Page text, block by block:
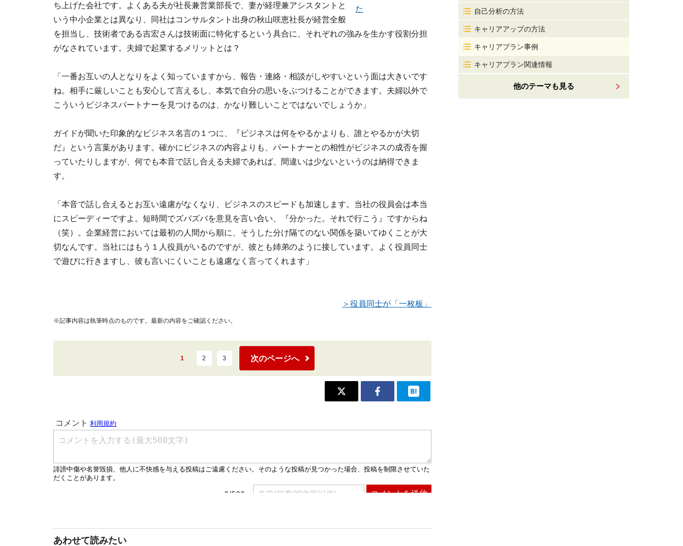
た
ち上げた会社です。よくある夫が社長兼営業部長で、妻が経理兼アシスタントと
いう中小企業とは異なり、同社はコンサルタント出身の秋山咲恵社長が経営全般
を担当し、技術者である吉宏さんは技術面に特化するという具合に、それぞれの強みを生かす役割分担
がなされています。夫婦で起業するメリットとは？
「一番お互いの人となりをよく知っていますから、報告・連絡・相談がしやすいという面は大きいです
ね。相手に厳しいことも安心して言えるし、本気で自分の思いをぶつけることができます。夫婦以外で
こういうビジネスパートナーを見つけるのは、かなり難しいことではないでしょうか」
ガイドが聞いた印象的なビジネス名言の１つに、『ビジネスは何をやるかよりも、誰とやるかが大切
だ』という言葉があります。確かにビジネスの内容よりも、パートナーとの相性がビジネスの成否を握
っていたりしますが、何でも本音で話し合える夫婦であれば、間違いは少ないというのは納得できま
す。
「本音で話し合えるとお互い遠慮がなくなり、ビジネスのスピードも加速します。当社の役員会は本当
にスピーディーですよ。短時間でズバズバを意見を言い合い、『分かった。それで行こう』ですからね
（笑）。企業経営においては最初の人間から順に、そうした分け隔てのない関係を築いてゆくことが大
切なんです。当社にはもう１人役員がいるのですが、彼とも姉弟のように接しています。よく役員同士
で遊びに行きますし、彼も言いにくいことも遠慮なく言ってくれます」
＞役員同士が「一枚板」
※記事内容は執筆時点のものです。最新の内容をご確認ください。
1 2 3 次のページへ
あわせて読みたい
自己分析の方法
キャリアアップの方法
キャリアプラン事例
キャリアプラン関連情報
他のテーマも見る